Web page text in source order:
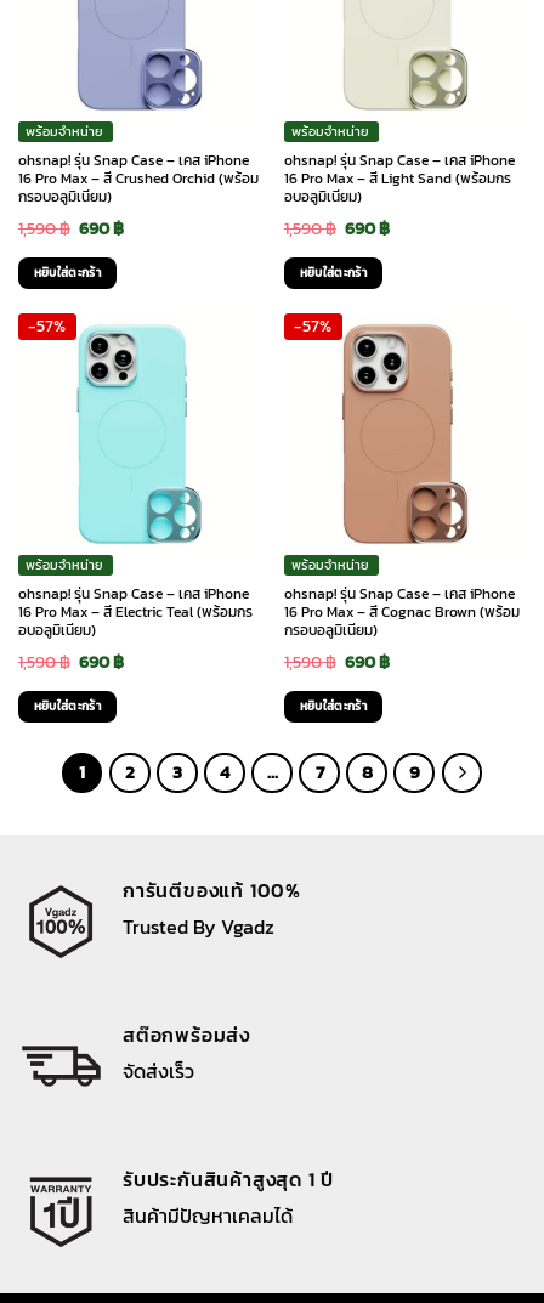
พร้อมจำหน่าย
ohsnap! รุ่น Snap Case – เคส iPhone
16 Pro Max – สี Crushed Orchid (พร้อม
กรอบอลูมิเนียม)
1,590฿ Original
price
was:
1,590 ฿.
690฿Current
690 ฿.
หยิบใส่ตะกร้า
พร้อมจำหน่าย
ohsnap! รุ่น Snap Case – เคส iPhone
16 Pro Max – สี Light Sand (พร้อมกร
อบอลูมิเนียม)
1,590฿ Original
price
was:
1,590 ฿.
690฿Current
690 ฿.
หยิบใส่ตะกร้า
-57%
พร้อมจำหน่าย
ohsnap! รุ่น Snap Case – เคส iPhone
16 Pro Max – สี Electric Teal (พร้อมกร
อบอลูมิเนียม)
1,590฿ Original
price
was:
1,590 ฿.
690฿Current
690 ฿.
หยิบใส่ตะกร้า
-57%
พร้อมจำหน่าย
ohsnap! รุ่น Snap Case – เคส iPhone
16 Pro Max – สี Cognac Brown (พร้อม
กรอบอลูมิเนียม)
1,590฿ Original
price
was:
1,590 ฿.
690฿Current
690 ฿.
หยิบใส่ตะกร้า
1 2 3 4 … 7 8 9
การันตีของแท้ 100%
Trusted By Vgadz
สต๊อกพร้อมส่ง
จัดส่งเร็ว
รับประกันสินค้าสูงสุด 1 ปี
สินค้ามีปัญหาเคลมได้